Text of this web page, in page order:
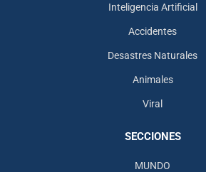
Inteligencia Artificial
Accidentes
Desastres Naturales
Animales
Viral
SECCIONES
MUNDO